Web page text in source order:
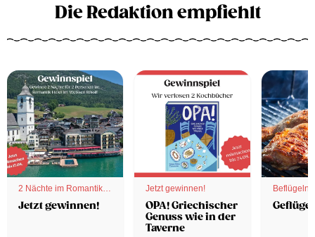
Die Redaktion empfiehlt
2 Nächte im Romantik
Hotel
Jetzt gewinnen!
Jetzt gewinnen!
OPA! Griechischer
Genuss wie in der
Taverne